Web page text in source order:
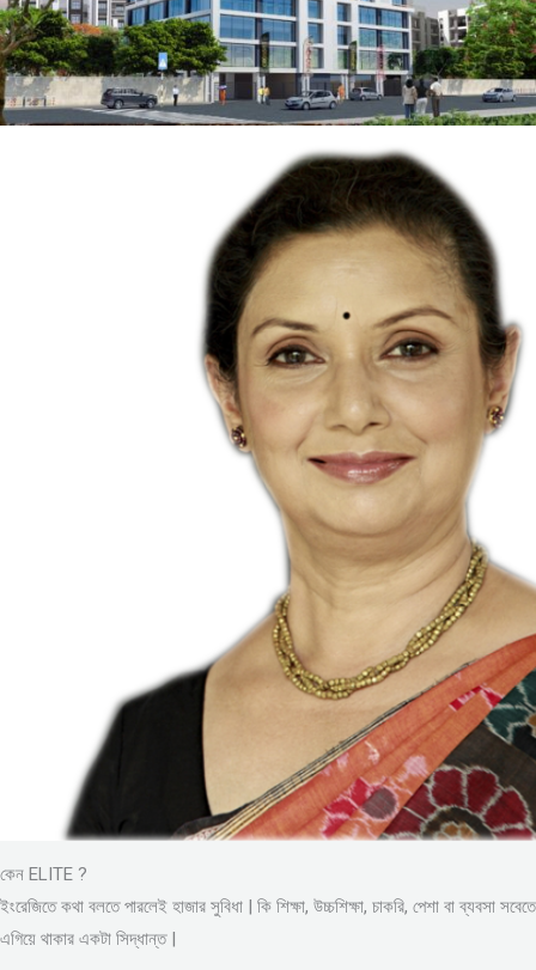
কেন ELITE ?
ইংরেজিতে কথা বলতে পারলেই হাজার সুবিধা | কি শিক্ষা, উচ্চশিক্ষা, চাকরি, পেশা বা ব্যবসা সবেতে
এগিয়ে থাকার একটা সিদ্ধান্ত |